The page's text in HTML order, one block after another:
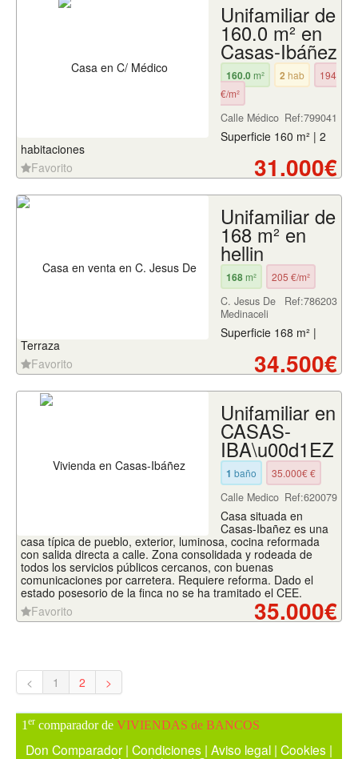
Unifamiliar de
160.0 m² en
Casas-Ibáñez
160.0m² 2 hab
194
€/m²
Ref:799041
Calle Médico
Superficie 160 m² | 2
habitaciones
Favorito
31.000€
Unifamiliar de
168 m² en
hellin
168m² 205 €/m²
Ref:786203
C. Jesus De
Medinaceli
Superficie 168 m² |
Terraza
Favorito
34.500€
Unifamiliar en
CASAS-
IBA\u00d1EZ
1 baño 35.000€ €
Ref:620079
Calle Medico
Casa situada en
Casas-Ibañez es una
casa típica de pueblo, exterior, luminosa, cocina reformada
con salida directa a calle. Zona consolidada y rodeada de
todos los servicios públicos cercanos, con buenas
comunicaciones por carretera. Requiere reforma. Dado el
estado posesorio de la finca no se ha tramitado el CEE.
Favorito
35.000€
< 1 2 >
1 er comparador de VIVIENDAS de BANCOS
Don Comparador | Condiciones | Aviso legal | Cookies |